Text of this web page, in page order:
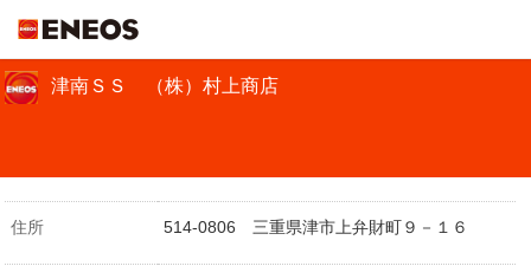
津南ＳＳ （株）村上商店
住所 514-0806 三重県津市上弁財町９－１６